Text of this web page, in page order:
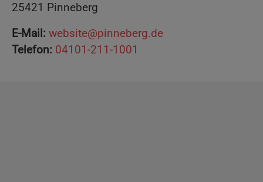
25421 Pinneberg
E-Mail: website@pinneberg.de
Telefon: 04101-211-1001